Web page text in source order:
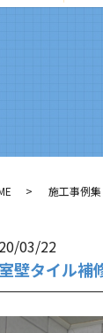
施工事例集
03/22
壁タイル補